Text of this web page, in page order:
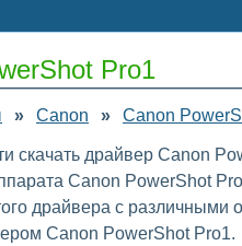
Pro1
» Canon » Canon
скачать драйвер Canon
Canon PowerShot
драйвера с
Canon PowerShot Pro1.